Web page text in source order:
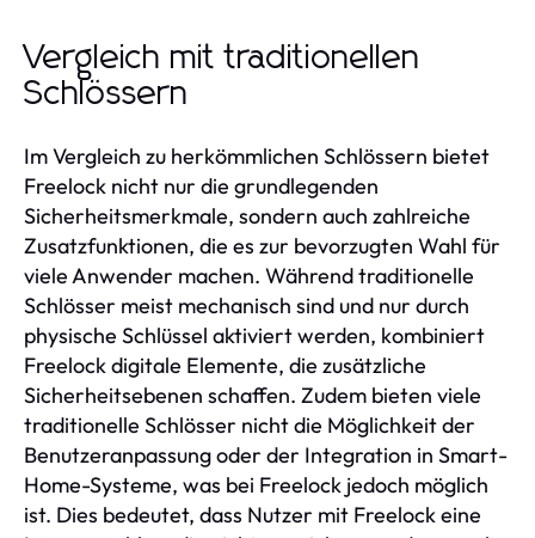
Vergleich mit traditionellen
Schlössern
Im Vergleich zu herkömmlichen Schlössern bietet
Freelock nicht nur die grundlegenden
Sicherheitsmerkmale, sondern auch zahlreiche
Zusatzfunktionen, die es zur bevorzugten Wahl für
viele Anwender machen. Während traditionelle
Schlösser meist mechanisch sind und nur durch
physische Schlüssel aktiviert werden, kombiniert
Freelock digitale Elemente, die zusätzliche
Sicherheitsebenen schaffen. Zudem bieten viele
traditionelle Schlösser nicht die Möglichkeit der
Benutzeranpassung oder der Integration in Smart-
Home-Systeme, was bei Freelock jedoch möglich
ist. Dies bedeutet, dass Nutzer mit Freelock eine